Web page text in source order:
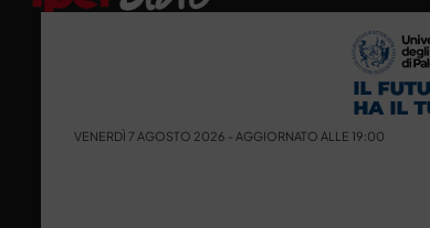
VENERDÌ 7 AGOSTO 2026 - AGGIORNATO ALLE 19:00